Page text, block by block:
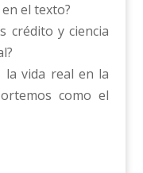
el texto?
crédito y ciencia
la vida real en la
como el